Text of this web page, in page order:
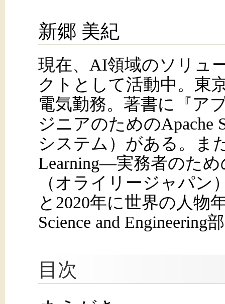
新郷 美紀
現在、AI領域のソリュ
クトとして活動中。東
電気勤務。著書に『ア
ジニアのためのApache
システム）がある。ま
Learning―実務者のた
（オライリージャパン
と2020年に世界の人物
Science and
目次